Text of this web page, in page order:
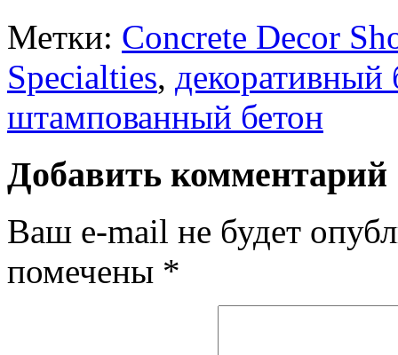
Метки: Concrete Decor
Specialties, декоративный
штампованный бетон
Добавить комментарий
Ваш e-mail не будет
помечены *